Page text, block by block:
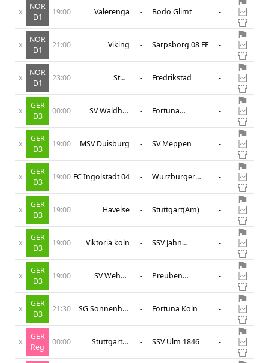
x
NOR
D1
19:00 Valerenga - Bodo Glimt -
x
NOR
D1
21:00 Viking - Sarpsborg 08 FF -
x
NOR
D1
23:00
Start
- Fredrikstad -
x
GER
D3
00:00
SV Waldhof
-
Fortuna
-
x
GER
D3
19:00 MSV Duisburg - SV Meppen -
x
GER
D3
19:00 FC Ingolstadt 04 -
Wurzburger
-
x
GER
D3
19:00 Havelse - Stuttgart(Am) -
x
GER
D3
19:00 Viktoria koln -
SSV Jahn
-
x
GER
D3
19:00
SV Wehen
-
Preuben
-
x
GER
D3
21:30
SG Sonnenhof
- Fortuna Koln -
x
GER
Reg
00:00
Stuttgarter
- SSV Ulm 1846 -